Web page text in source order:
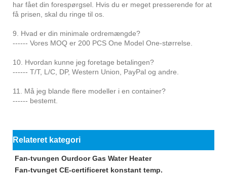
har fået din forespørgsel. Hvis du er meget presserende for at
få prisen, skal du ringe til os.
9. Hvad er din minimale ordremængde?
------ Vores MOQ er 200 PCS One Model One-størrelse.
10. Hvordan kunne jeg foretage betalingen?
------ T/T, L/C, DP, Western Union, PayPal og andre.
11. Må jeg blande flere modeller i en container?
------ bestemt.
Relateret kategori
Fan-tvungen Ourdoor Gas Water Heater
Fan-tvunget CE-certificeret konstant temp.